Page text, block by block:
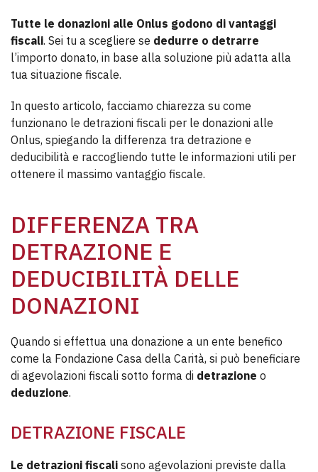
Tutte le donazioni alle Onlus godono di vantaggi
fiscali. Sei tu a scegliere se dedurre o detrarre
l’importo donato, in base alla soluzione più adatta alla
tua situazione fiscale.
In questo articolo, facciamo chiarezza su come
funzionano le detrazioni fiscali per le donazioni alle
Onlus, spiegando la differenza tra detrazione e
deducibilità e raccogliendo tutte le informazioni utili per
ottenere il massimo vantaggio fiscale.
DIFFERENZA TRA
DETRAZIONE E
DEDUCIBILITÀ DELLE
DONAZIONI
Quando si effettua una donazione a un ente benefico
come la Fondazione Casa della Carità, si può beneficiare
di agevolazioni fiscali sotto forma di detrazione o
deduzione.
DETRAZIONE FISCALE
Le detrazioni fiscali sono agevolazioni previste dalla